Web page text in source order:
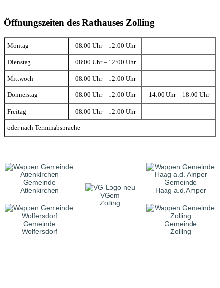
Öffnungszeiten des Rathauses Zolling
Montag 08:00 Uhr – 12:00 Uhr
Dienstag 08:00 Uhr – 12:00 Uhr
Mittwoch 08:00 Uhr – 12:00 Uhr
Donnerstag 08:00 Uhr – 12:00 Uhr 14:00 Uhr – 18:00 Uhr
Freitag 08:00 Uhr – 12:00 Uhr
oder nach Terminabsprache
Gemeinde
Attenkirchen
VGem
Zolling
Gemeinde
Haag a.d.Amper
Gemeinde
Wolfersdorf
Gemeinde
Zolling